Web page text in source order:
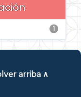
1
arriba ∧